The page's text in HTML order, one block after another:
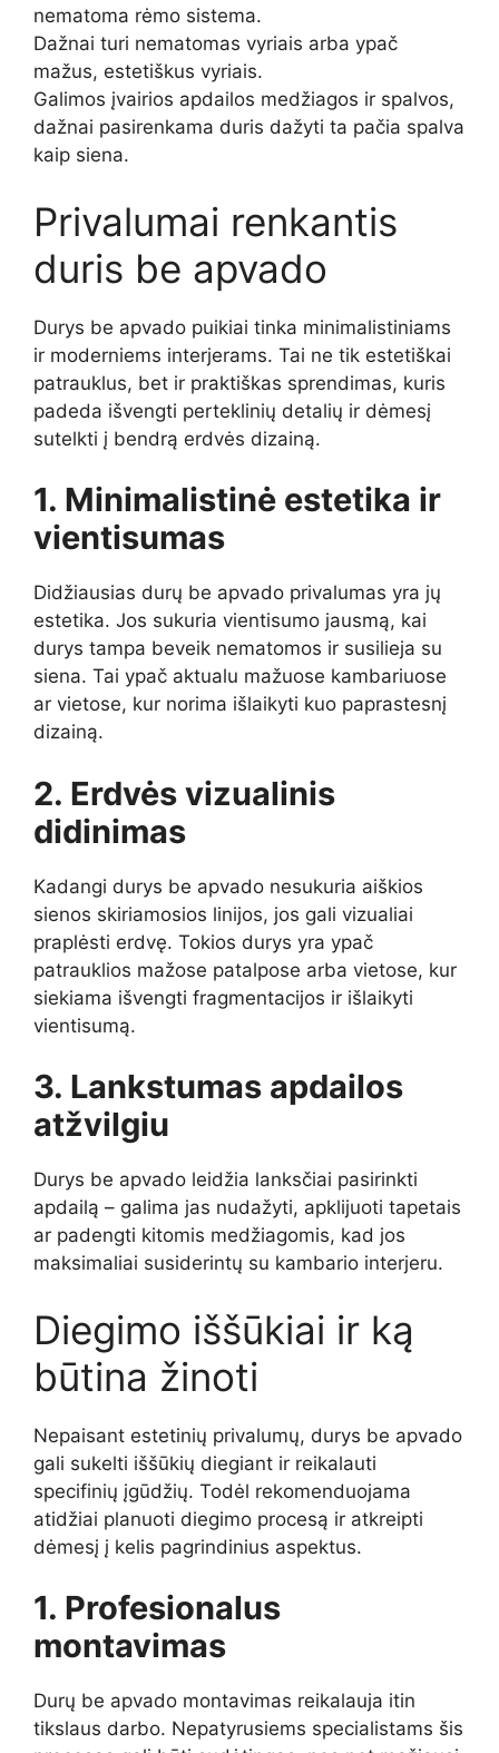
nematoma rėmo sistema.
Dažnai turi nematomas vyriais arba ypač
mažus, estetiškus vyriais.
Galimos įvairios apdailos medžiagos ir spalvos,
dažnai pasirenkama duris dažyti ta pačia spalva
kaip siena.
Privalumai renkantis
duris be apvado
Durys be apvado puikiai tinka minimalistiniams
ir moderniems interjerams. Tai ne tik estetiškai
patrauklus, bet ir praktiškas sprendimas, kuris
padeda išvengti perteklinių detalių ir dėmesį
sutelkti į bendrą erdvės dizainą.
1. Minimalistinė estetika ir
vientisumas
Didžiausias durų be apvado privalumas yra jų
estetika. Jos sukuria vientisumo jausmą, kai
durys tampa beveik nematomos ir susilieja su
siena. Tai ypač aktualu mažuose kambariuose
ar vietose, kur norima išlaikyti kuo paprastesnį
dizainą.
2. Erdvės vizualinis
didinimas
Kadangi durys be apvado nesukuria aiškios
sienos skiriamosios linijos, jos gali vizualiai
praplėsti erdvę. Tokios durys yra ypač
patrauklios mažose patalpose arba vietose, kur
siekiama išvengti fragmentacijos ir išlaikyti
vientisumą.
3. Lankstumas apdailos
atžvilgiu
Durys be apvado leidžia lanksčiai pasirinkti
apdailą – galima jas nudažyti, apklijuoti tapetais
ar padengti kitomis medžiagomis, kad jos
maksimaliai susiderintų su kambario interjeru.
Diegimo iššūkiai ir ką
būtina žinoti
Nepaisant estetinių privalumų, durys be apvado
gali sukelti iššūkių diegiant ir reikalauti
specifinių įgūdžių. Todėl rekomenduojama
atidžiai planuoti diegimo procesą ir atkreipti
dėmesį į kelis pagrindinius aspektus.
1. Profesionalus
montavimas
Durų be apvado montavimas reikalauja itin
tikslaus darbo. Nepatyrusiems specialistams šis